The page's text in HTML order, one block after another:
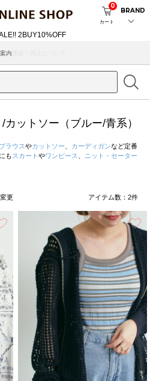
カート
0
BRAND
内
ットソー（ブルー/青系）
ラウスやカットソー カーディガンなど定番
も スカート やワンピース
ニット・セーター
更 アイテム数： 2件